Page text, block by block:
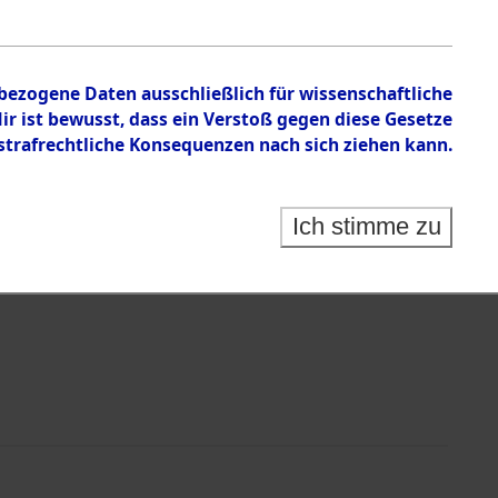
Daten ausschließlich für wissenschaftliche
bewusst, dass ein Verstoß gegen diese Gesetze
Konsequenzen nach sich ziehen kann.
Ich stimme zu